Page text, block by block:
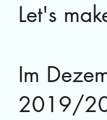
Let's
Im
2019/